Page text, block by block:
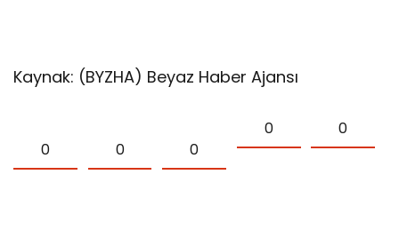
Kaynak: (BYZHA) Beyaz Haber Ajansı
0 0 0
0 0